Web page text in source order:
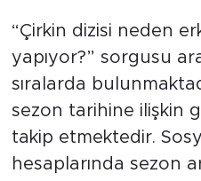
“Çirkin dizisi neden
yapıyor?” sorgusu
sıralarda
sezon tarihine ilişkin
takip etmektedir.
hesaplarında sezon